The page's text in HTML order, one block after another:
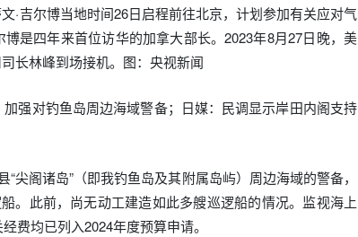
·吉尔博当地时间26日启程前往北京，计划参加有关应对气
是四年来首位访华的加拿大部长。2023年8月27日晚，美
长林峰到场接机。图：央视新闻
强对钓鱼岛周边海域警备；日媒：民调显示岸田内阁支持
尖阁诸岛”（即我钓鱼岛及其附属岛屿）周边海域的警备，
。此前，尚无动工建造如此多艘巡逻船的情况。监视海上
费均已列入2024年度预算申请。